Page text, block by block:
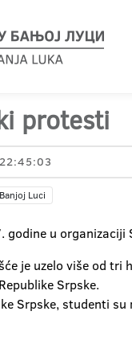
protesti
Luci
godine u
je uzelo više od
Srpske.
Srpske, studenti